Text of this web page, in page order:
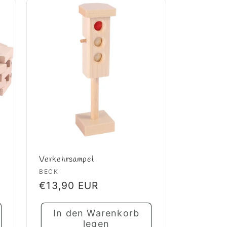
Verkehrsampel
Anbieter:
BECK
Normaler
Preis
€13,90 EUR
In den Warenkorb
legen